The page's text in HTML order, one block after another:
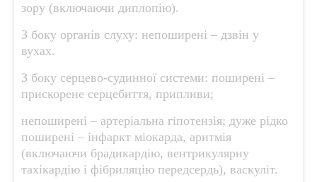
зору (включаючи диплопію).
З боку органів слуху: непоширені – дзвін у
вухах.
З боку серцево-судинної системи: поширені –
прискорене серцебиття, припливи;
непоширені – артеріальна гіпотензія; дуже рідко
поширені – інфаркт міокарда, аритмія
(включаючи брадикардію, вентрикулярну
тахікардію і фібриляцію передсердь), васкуліт.